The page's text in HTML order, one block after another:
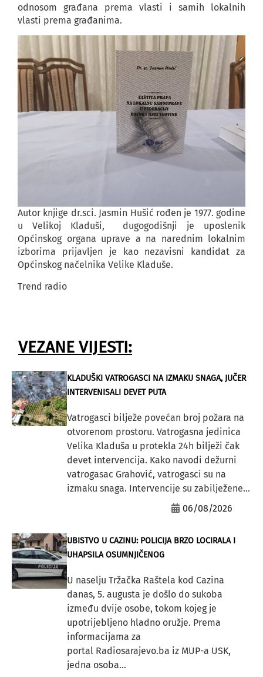
odnosom građana prema vlasti i samih lokalnih
vlasti prema građanima.
Autor knjige dr.sci. Jasmin Hušić rođen je 1977. godine
u Velikoj Kladuši, dugogodišnji je uposlenik
Općinskog organa uprave a na narednim lokalnim
izborima prijavljen je kao nezavisni kandidat za
Općinskog načelnika Velike Kladuše.
Trend radio
VEZANE VIJESTI:
KLADUŠKI VATROGASCI NA IZMAKU SNAGA, JUČER
INTERVENISALI DEVET PUTA
Vatrogasci bilježe povećan broj požara na
otvorenom prostoru. Vatrogasna jedinica
Velika Kladuša u protekla 24h bilježi čak
devet intervencija. Kako navodi dežurni
vatrogasac Grahović, vatrogasci su na
izmaku snaga. Intervencije su zabilježene...
06/08/2026
UBISTVO U CAZINU: POLICIJA BRZO LOCIRALA I
UHAPSILA OSUMNJIČENOG
U naselju Tržačka Raštela kod Cazina
danas, 5. augusta je došlo do sukoba
između dvije osobe, tokom kojeg je
upotrijebljeno hladno oružje. Prema
informacijama za
portal Radiosarajevo.ba iz MUP-a USK,
jedna osoba...